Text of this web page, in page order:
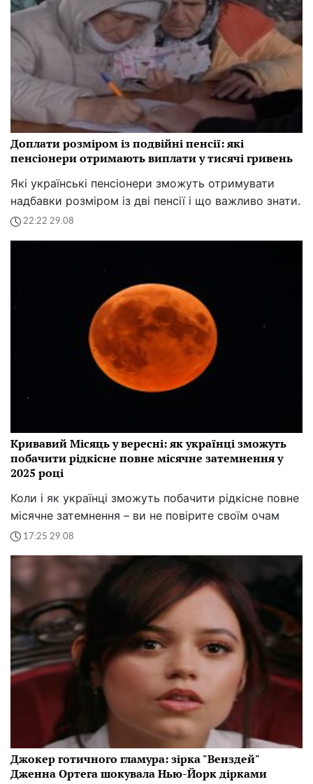
Доплати розміром із подвійні пенсії: які
пенсіонери отримають виплати у тисячі гривень
Які українські пенсіонери зможуть отримувати
надбавки розміром із дві пенсії і що важливо знати.
22:22 29.08
Кривавий Місяць у вересні: як українці зможуть
побачити рідкісне повне місячне затемнення у
2025 році
Коли і як українці зможуть побачити рідкісне повне
місячне затемнення – ви не повірите своїм очам
17:25 29.08
Джокер готичного гламура: зірка "Венздей"
Дженна Ортега шокувала Нью-Йорк дірками